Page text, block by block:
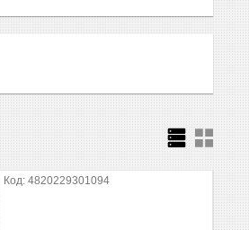
4820229301094